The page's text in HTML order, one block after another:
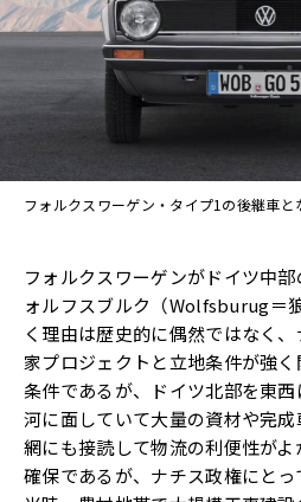
フォルクスワーゲン・タイプ1の後継車と
フォルクスワーゲンがドイツ中
ォルフスブルク（Wolfsburug＝
く理由は歴史的に偶然ではなく
家プロジェクトと立地条件が強
条件であるが、ドイツ北部を東
河に面していて大量の資材や完
網にも接読して物流の利便性が
確保であるが、ナチス政権にとっ